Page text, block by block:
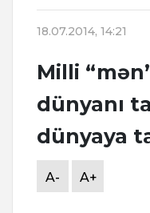
18.07.2014, 14:21
Milli
dünyanı
dünyaya
A- A+